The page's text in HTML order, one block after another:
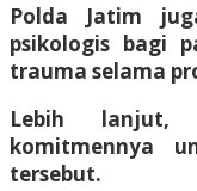
Polda Jatim
psikologis bagi
trauma selama
Lebih lanjut,
komitmennya
tersebut.